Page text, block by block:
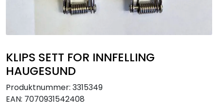
KLIPS SETT FOR INNFELLING
HAUGESUND
Produktnummer: 3315349
EAN: 7070931542408
Sluttsalg
Referanser